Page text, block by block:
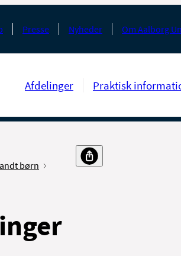
Presse Nyheder Om Aalborg
Afdelinger Praktisk
børn